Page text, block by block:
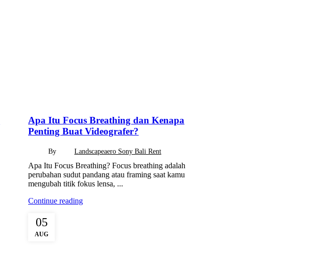
Apa Itu Focus Breathing dan Kenapa
Penting Buat Videografer?
By Landscapeaero Sony Bali Rent
Apa Itu Focus Breathing? Focus breathing adalah
perubahan sudut pandang atau framing saat kamu
mengubah titik fokus lensa, ...
Continue reading
05
AUG